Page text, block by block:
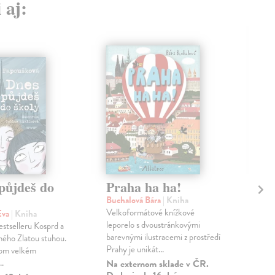
aj:
do
| Kniha
Kosprd a
Zlatou stuhou.
velkém
Praha ha ha!
Buchalová Bára| Kniha
Velkoformátové knížkové
leporelo s dvoustránkovými
barevnými ilustracemi z prostředí
Prahy je unikát...
Na externom sklade v ČR.